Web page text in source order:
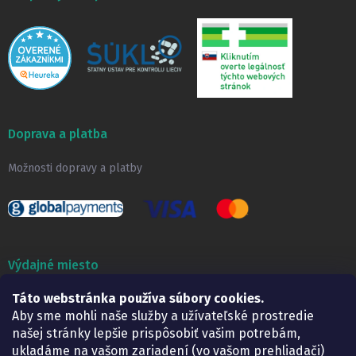
Táto webstránka používa súbory cookies.
Aby sme mohli naše služby a užívateľské prostredie
našej stránky lepšie prispôsobiť vašim potrebám,
ukladáme na vašom zariadení (vo vašom prehliadači)
Doprava a platba
Možnosti dopravy a platby
Výdajné miesto
Lekáreň ADONAI
Košice – Smetanova 2
Pondelok:
07.30 – 15.30 h.
Utorok:
07.30 – 16.00 h.